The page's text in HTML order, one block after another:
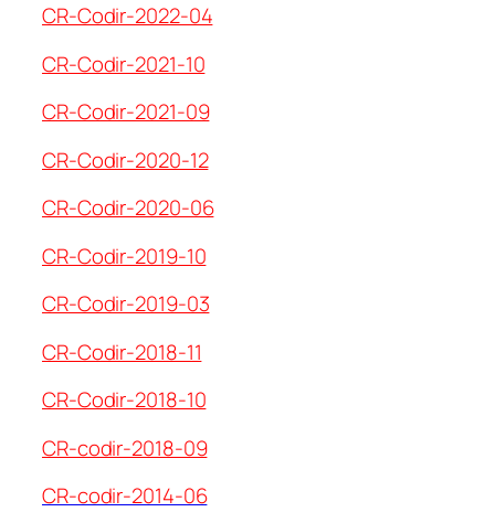
CR-Codir-2022-04
CR-Codir-2021-10
CR-Codir-2021-09
CR-Codir-2020-12
CR-Codir-2020-06
CR-Codir-2019-10
CR-Codir-2019-03
CR-Codir-2018-11
CR-Codir-2018-10
CR-codir-2018-09
CR-codir-2014-06